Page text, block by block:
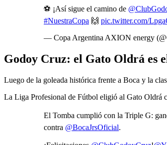
⚽️ ¡Así sigue el camino de
#NuestraCopa 🙌 pic.twitter.com/
— Copa Argentina AXION energy
Godoy Cruz: el Gato Oldrá es
Luego de la goleada histórica frente a Boca y la
La Liga Profesional de Fútbol eligió al Gato Oldrá
El Tomba cumplió con la Triple G:
contra @BocaJrsOficial.